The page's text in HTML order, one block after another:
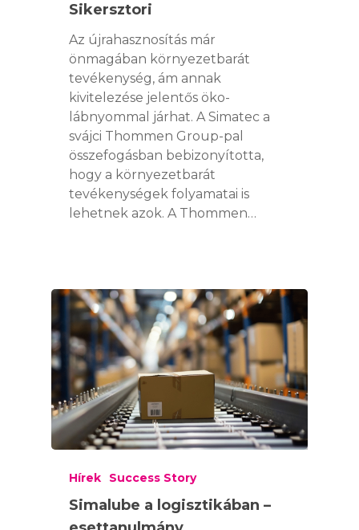
Sikersztori
Az újrahasznosítás már
önmagában környezetbarát
tevékenység, ám annak
kivitelezése jelentős öko-
lábnyommal járhat. A Simatec a
svájci Thommen Group-pal
összefogásban bebizonyította,
hogy a környezetbarát
tevékenységek folyamatai is
lehetnek azok. A Thommen…
Hírek Success Story
Simalube a logisztikában –
WEBSHOP